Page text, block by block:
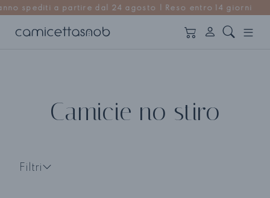
agosto | Reso entro 14 giorni
Camicie no stiro
Filtri